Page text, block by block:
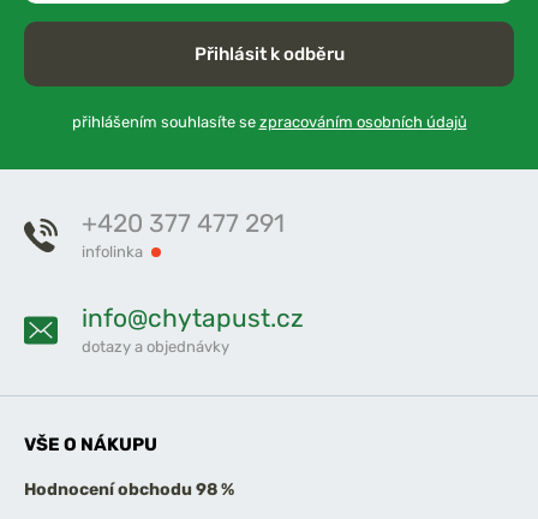
Přihlásit k odběru
přihlášením souhlasíte se zpracováním osobních údajů
+420 377 477 291
infolinka
info@chytapust.cz
dotazy a objednávky
VŠE O NÁKUPU
Hodnocení obchodu 98 %